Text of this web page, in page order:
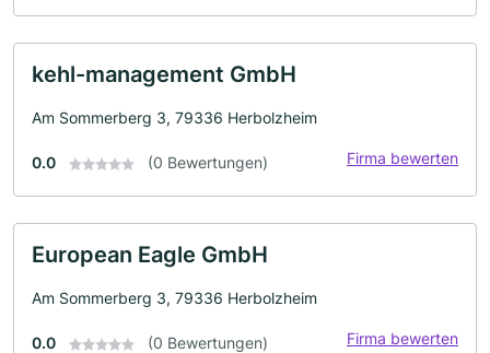
kehl-management GmbH
Am Sommerberg 3, 79336 Herbolzheim
0.0 (0 Bewertungen) Firma bewerten
European Eagle GmbH
Am Sommerberg 3, 79336 Herbolzheim
0.0 (0 Bewertungen) Firma bewerten